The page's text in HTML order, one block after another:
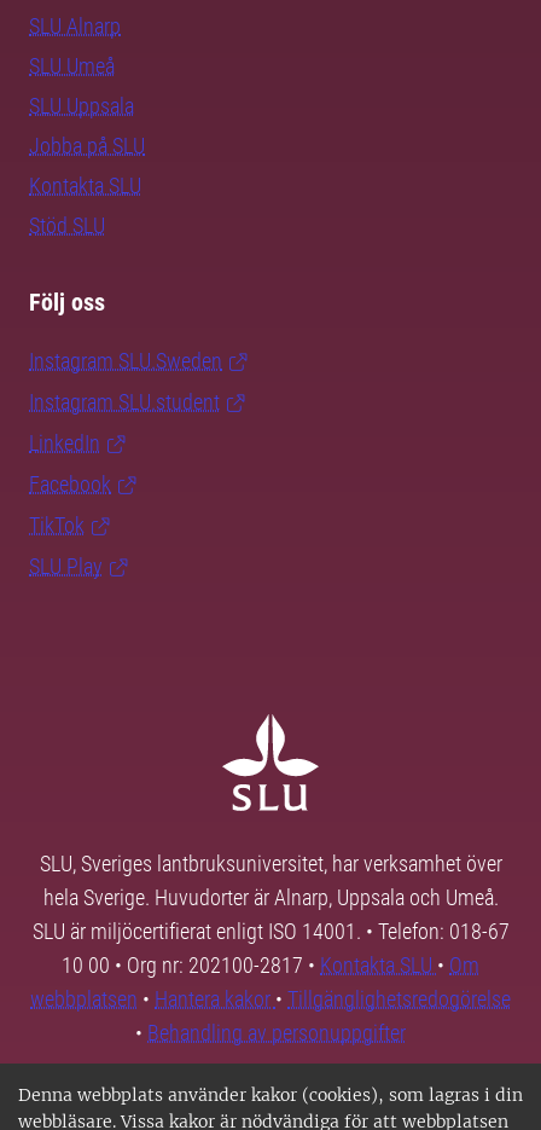
Denna webbplats använder kakor (cookies), som lagras i din
webbläsare. Vissa kakor är nödvändiga för att webbplatsen
SLU Alnarp
SLU Umeå
SLU Uppsala
Jobba på SLU
Kontakta SLU
Stöd SLU
Följ oss
Instagram SLU.Sweden
Instagram SLU.student
LinkedIn
Facebook
TikTok
SLU Play
SLU, Sveriges lantbruksuniversitet, har verksamhet över
hela Sverige. Huvudorter är Alnarp, Uppsala och Umeå.
SLU är miljöcertifierat enligt ISO 14001. • Telefon: 018-67
10 00 • Org nr: 202100-2817 • Kontakta SLU • Om
webbplatsen • Hantera kakor • Tillgänglighetsredogörelse
• Behandling av personuppgifter